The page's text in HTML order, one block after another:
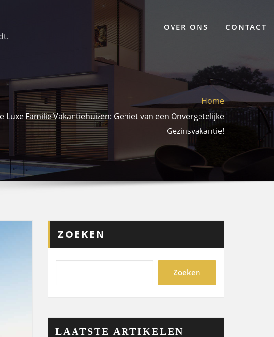
OVER ONS CONTACT
Home
Luxe Familie Vakantiehuizen: Geniet van een Onvergetelijke
Gezinsvakantie!
ZOEKEN
Zoeken
LAATSTE ARTIKELEN